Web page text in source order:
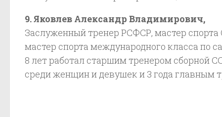
9. Яковлев Александр Владимирович,
Заслуженный тренер РСФСР, мастер спорта
мастер спорта международного класса по
8 лет работал старшим тренером сборной
среди женщин и девушек и 3 года главным